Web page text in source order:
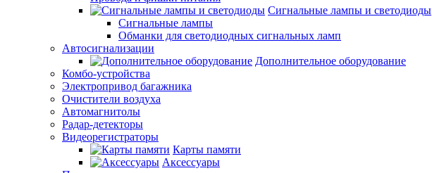
Cигнальные лампы и светодиоды
Сигнальные лампы
Обманки для светодиодных сигнальных ламп
Автосигнализации
Дополнительное оборудование
Комбо-устройства
Электропривод багажника
Очистители воздуха
Автомагнитолы
Радар-детекторы
Видеорегистраторы
Карты памяти
Аксессуары